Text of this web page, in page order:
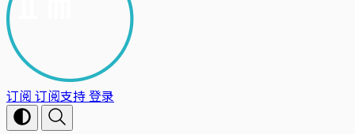
订阅 订阅支持登录